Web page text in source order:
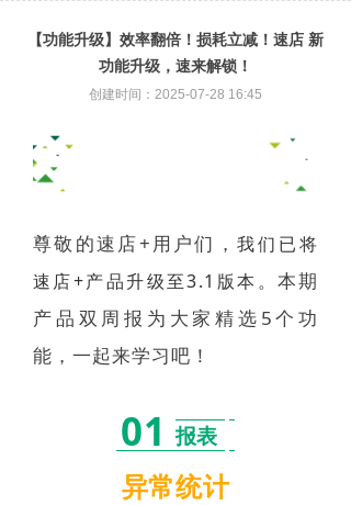
【功能升级】效率翻倍！损耗立减！速店 新
功能升级，速来解锁！
尊敬的速店+用户们，我们已将
速店+产品升级至3.1版本。本期
产品双周报为大家精选5个功
能，一起来学习吧！
01 报表
异常统计
创建时间： 2025-07-28 16:45